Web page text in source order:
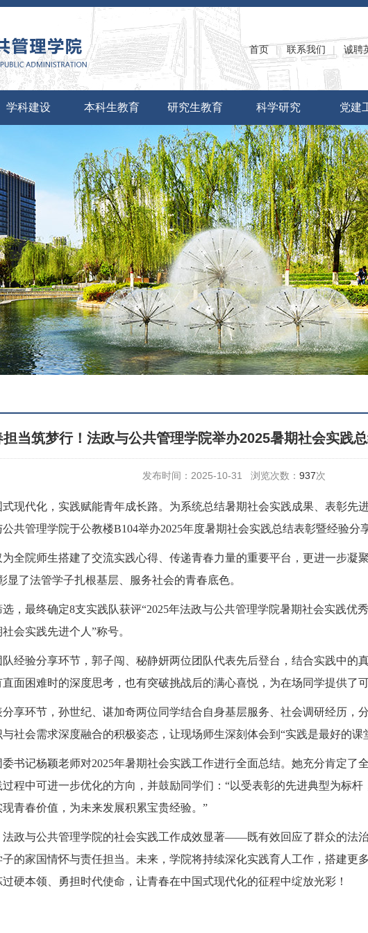
首页 | 联系我们 | 诚聘
学科建设 本科生教育 研究生教育 科学研究 党建
担当筑梦行！法政与公共管理学院举办2025暑期社会实践
发布时间：2025-10-31 浏览次数： 937次
现代化，实践赋能青年成长路。为系统总结暑期社会实践成果、表彰先
共管理学院于公教楼B104举办2025年度暑期社会实践总结表彰暨经验分
全院师生搭建了交流实践心得、传递青春力量的重要平台，更进一步凝
显了法管学子扎根基层、服务社会的青春底色。
，最终确定8支实践队获评“2025年法政与公共管理学院暑期社会实践优
会实践先进个人”称号。
经验分享环节，郭子闯、秘静妍两位团队代表先后登台，结合实践中的
面困难时的深度思考，也有突破挑战后的满心喜悦，为在场同学提供了可
分享环节，孙世纪、谌加奇两位同学结合自身基层服务、社会调研经历，
社会需求深度融合的积极姿态，让现场师生深刻体会到“实践是最好的课
书记杨颖老师对2025年暑期社会实践工作进行全面总结。她充分肯定了
程中可进一步优化的方向，并鼓励同学们：“以受表彰的先进典型为标
青春价值，为未来发展积累宝贵经验。”
法政与公共管理学院的社会实践工作成效显著——既有效回应了群众的法
的家国情怀与责任担当。未来，学院将持续深化实践育人工作，搭建更
硬本领、勇担时代使命，让青春在中国式现代化的征程中绽放光彩！